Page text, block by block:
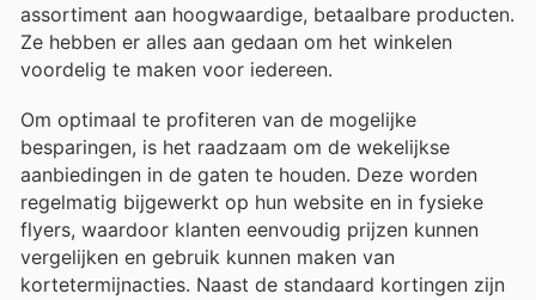
assortiment aan hoogwaardige, betaalbare producten.
Ze hebben er alles aan gedaan om het winkelen
voordelig te maken voor iedereen.
Om optimaal te profiteren van de mogelijke
besparingen, is het raadzaam om de wekelijkse
aanbiedingen in de gaten te houden. Deze worden
regelmatig bijgewerkt op hun website en in fysieke
flyers, waardoor klanten eenvoudig prijzen kunnen
vergelijken en gebruik kunnen maken van
kortetermijnacties. Naast de standaard kortingen zijn